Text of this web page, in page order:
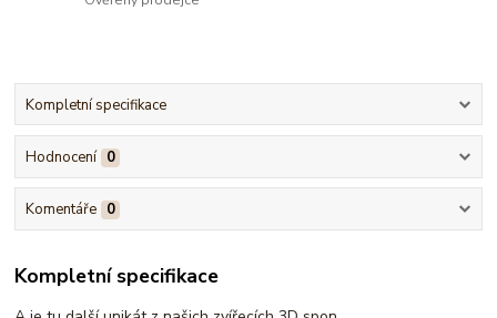
Kompletní specifikace
Hodnocení 0
Komentáře 0
Kompletní specifikace